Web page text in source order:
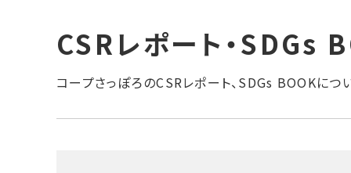
コープさっぽろのCSRレポート、SDGs BOOKにつ